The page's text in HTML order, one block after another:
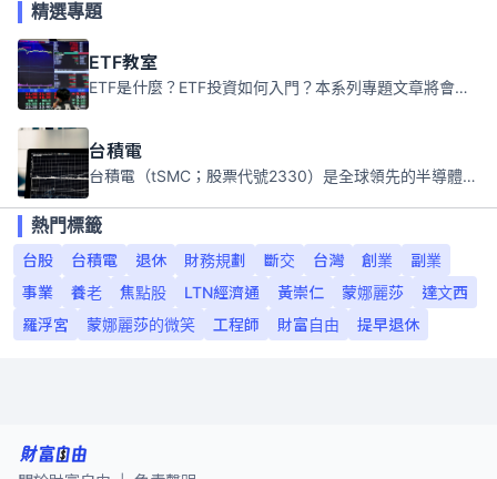
精選專題
ETF教室
ETF是什麼？ETF投資如何入門？本系列專題文章將會告訴你新手必須知道的ETF基礎知識。
台積電
台積電（tSMC；股票代號2330）是全球領先的半導體代工公司，成立於1987年，總部位於台灣新竹。且已於美國、日本、德國及中國設廠，台積電是全球首家專業積體電路製造服務公司，也是全球最先進和最大規模的半導體代工廠。
熱門標籤
台股
台積電 退休 財務規劃 斷交 台灣 創業
副業
事業
養老 焦點股 LTN經濟通 黃崇仁 蒙娜麗莎
達文西
羅浮宮
蒙娜麗莎的微笑 工程師 財富自由 提早退休